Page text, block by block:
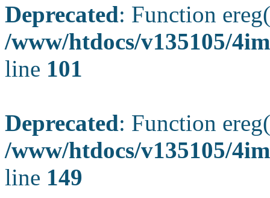
Deprecated: Function
/www/htdocs/v135105/
line 101
Deprecated: Function
/www/htdocs/v135105/
line 149